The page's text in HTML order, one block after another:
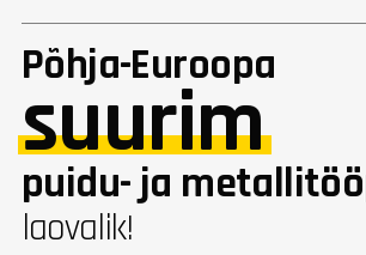
Põhja-Euroopa
suurim
puidu- ja
laovalik!